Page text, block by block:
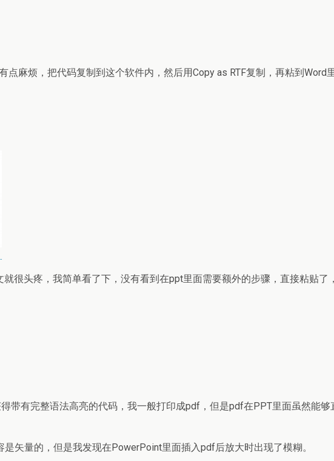
麻烦，把代码复制到这个软件内，然后用Copy as RTF复制，再粘到Word
很头疼，我简单看了下，没有看到在ppt里面需要额外的步骤，直接粘贴了
带有完整语法高亮的代码，我一般打印成pdf，但是pdf在PPT里面虽然能
矢量的，但是我发现在PowerPoint里面插入pdf后放大时出现了模糊。